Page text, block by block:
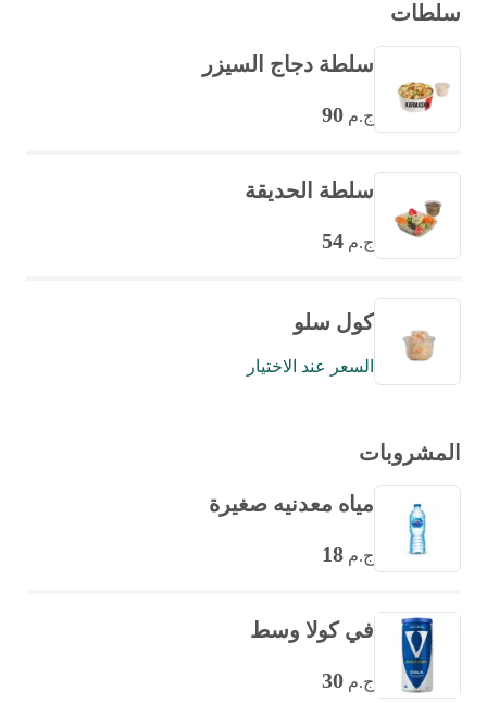
سلطات
سلطة دجاج السيزر
ج.م 90
سلطة الحديقة
ج.م 54
كول سلو
السعر عند الاختيار
المشروبات
مياه معدنيه صغيرة
ج.م 18
في كولا وسط
ج.م 30